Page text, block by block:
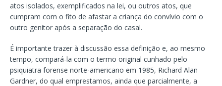
atos isolados, exemplificados na lei, ou outros atos, que
cumpram com o fito de afastar a criança do convívio com o
outro genitor após a separação do casal.
É importante trazer à discussão essa definição e, ao mesmo
tempo, compará-la com o termo original cunhado pelo
psiquiatra forense norte-americano em 1985, Richard Alan
Gardner, do qual emprestamos, ainda que parcialmente, a